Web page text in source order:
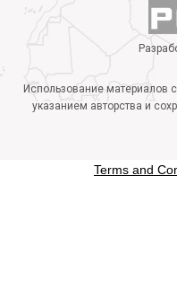
Использование материалов
указанием авторства и
Terms and